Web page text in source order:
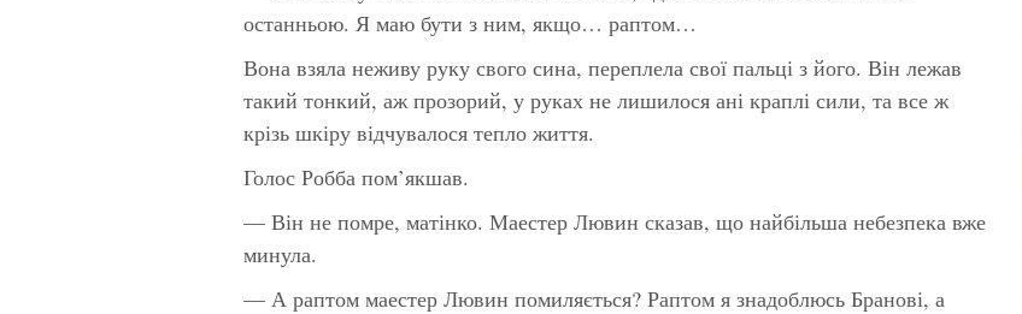
останньою. Я маю бути з ним, якщо… раптом…
Вона взяла неживу руку свого сина, переплела свої пальці з його. Він лежав
такий тонкий, аж прозорий, у руках не лишилося ані краплі сили, та все ж
крізь шкіру відчувалося тепло життя.
Голос Робба пом’якшав.
— Він не помре, матінко. Маестер Лювин сказав, що найбільша небезпека вже
минула.
— А раптом маестер Лювин помиляється? Раптом я знадоблюсь Бранові, а